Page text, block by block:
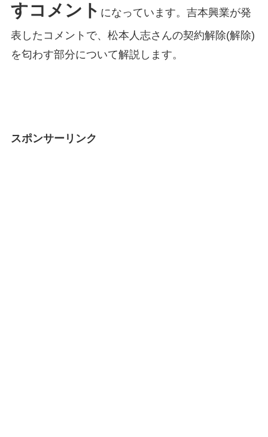
すコメント になっています。吉本興業が発
表したコメントで、松本人志さんの契約解除(解除)
を匂わす部分について解説します。
スポンサーリンク